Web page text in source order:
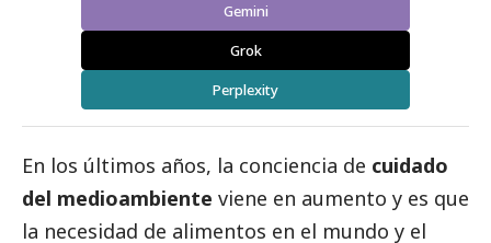
Gemini
Grok
Perplexity
En los últimos años, la conciencia de cuidado
del medioambiente viene en aumento y es que
la necesidad de alimentos en el mundo y el